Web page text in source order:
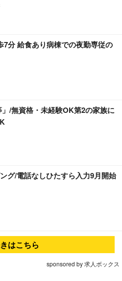
分 給食あり病棟での夜勤専従の
/無資格・未経験OK第2の家族に
グ/電話なしひたすら入力9月開始
はこちら
sponsored by 求人ボックス